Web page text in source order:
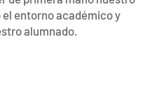
entorno académico y
alumnado.